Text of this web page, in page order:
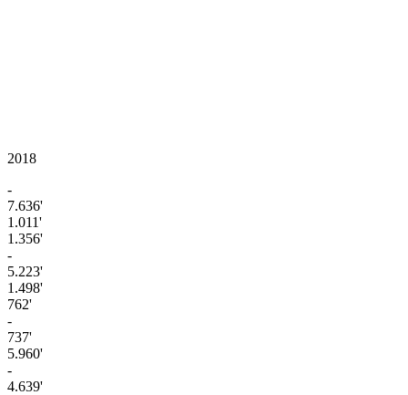
2018
-
7.636'
1.011'
1.356'
-
5.223'
1.498'
762'
-
737'
5.960'
-
4.639'